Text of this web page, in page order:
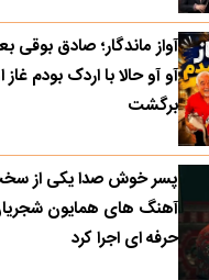
آواز ماندگار؛ صادق بوقی
آو آو حالا با اردک بودم غاز
برگشت
پسر خوش صدا یکی از
آهنگ های همایون
حرفه ای اجرا کرد